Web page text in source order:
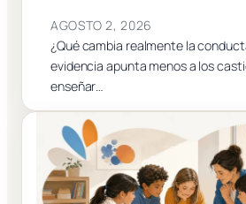
AGOSTO 2, 2026
¿Qué cambia realmente la
evidencia apunta menos a los
enseñar…